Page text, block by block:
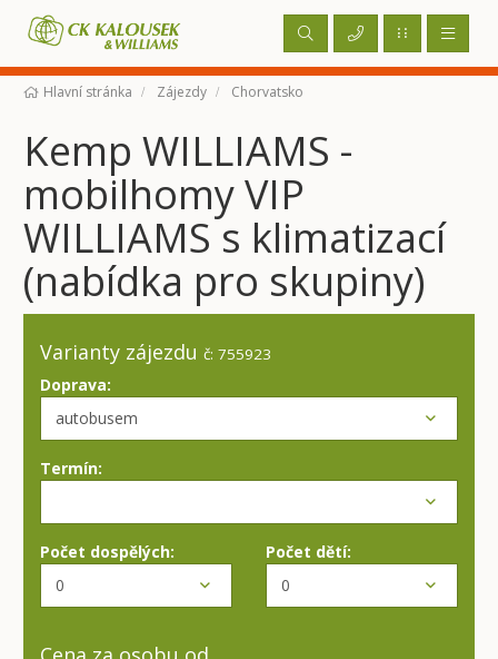
Hlavní stránka Zájezdy Chorvatsko
Kemp WILLIAMS -
mobilhomy VIP
WILLIAMS s klimatizací
(nabídka pro skupiny)
Varianty zájezdu č: 755923
Doprava:
Termín:
Počet dospělých: Počet dětí: